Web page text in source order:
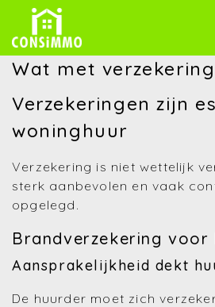
Wat met
Verzekeringen zijn
woninghuur
Verzekering is niet wettelijk
sterk aanbevolen en vaak
opgelegd.
Brandverzekering voor
Aansprakelijkheid dekt
De huurder moet zich